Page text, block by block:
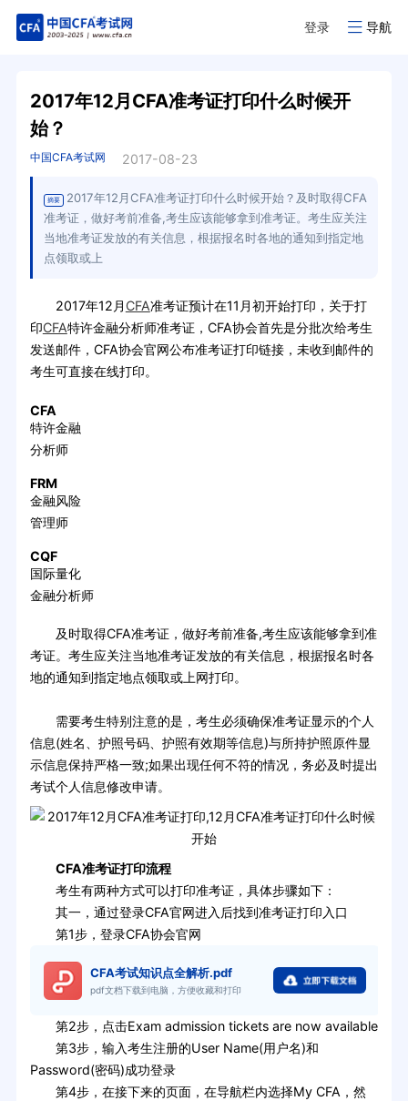
登录 导航
2017年12月CFA准考证打印什么时候开
始？
中国CFA考试网 2017-08-23
摘要
2017年12月CFA准考证打印什么时候开始？及时取得CFA
准考证，做好考前准备,考生应该能够拿到准考证。考生应关注
当地准考证发放的有关信息，根据报名时各地的通知到指定地
点领取或上
2017年12月 CFA准考证预计在11月初开始打印，关于打
印CFA特许金融分析师准考证，CFA协会首先是分批次给考生
发送邮件，CFA协会官网公布准考证打印链接，未收到邮件的
考生可直接在线打印。
CFA
特许金融
分析师
FRM
金融风险
管理师
CQF
国际量化
金融分析师
及时取得CFA准考证，做好考前准备,考生应该能够拿到准
考证。考生应关注当地准考证发放的有关信息，根据报名时各
地的通知到指定地点领取或上网打印。
需要考生特别注意的是，考生必须确保准考证显示的个人
信息(姓名、护照号码、护照有效期等信息)与所持护照原件显
示信息保持严格一致;如果出现任何不符的情况，务必及时提出
考试个人信息修改申请。
CFA准考证打印流程
考生有两种方式可以打印准考证，具体步骤如下：
其一，通过登录CFA官网进入后找到准考证打印入口
第1步，登录CFA协会官网
CFA考试知识点全解析.pdf
pdf文档下载到电脑，方便收藏和打印
第2步，点击Exam admission tickets are now available
第3步，输入考生注册的User Name(用户名)和
Password(密码)成功登录
第4步，在接下来的页面，在导航栏内选择My CFA，然